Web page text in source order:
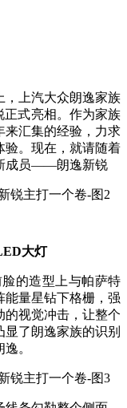
，上汽大众朗逸家族
式亮相。作为家族
来汇集的经验，力求
验。现在，就请随着
成员——朗逸新锐
大灯
的造型上与帕萨特
能量星钻下格栅，强
的视觉冲击，让整个
了朗逸家族的识别
。